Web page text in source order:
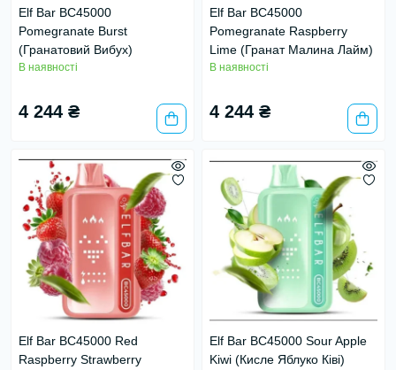
Elf Bar BC45000
Pomegranate Burst
(Гранатовий Вибух)
В наявності
4 244 ₴
Elf Bar BC45000
Pomegranate Raspberry
Lime (Гранат Малина Лайм)
В наявності
4 244 ₴
Elf Bar BC45000 Red
Raspberry Strawberry
Elf Bar BC45000 Sour Apple
Kiwi (Кисле Яблуко Ківі)